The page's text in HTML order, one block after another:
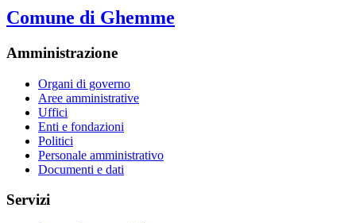
Comune di Ghemme
Amministrazione
Organi di governo
Aree amministrative
Uffici
Enti e fondazioni
Politici
Personale amministrativo
Documenti e dati
Servizi